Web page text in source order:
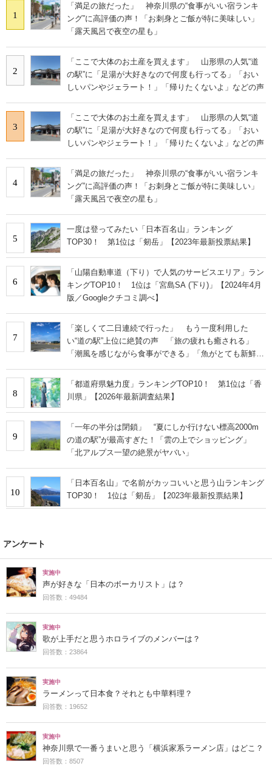
1
「満足の旅だった」 神奈川県の“食事がいい宿ランキ
ング”に高評価の声！「お刺身とご飯が特に美味しい」
「露天風呂で夜空の星も」
2
「ここで大体のお土産を買えます」 山形県の人気“道
の駅”に「足湯が大好きなので何度も行ってる」「おい
しいパンやジェラート！」「帰りたくないよ」などの声
3
「ここで大体のお土産を買えます」 山形県の人気“道
の駅”に「足湯が大好きなので何度も行ってる」「おい
しいパンやジェラート！」「帰りたくないよ」などの声
4
「満足の旅だった」 神奈川県の“食事がいい宿ランキ
ング”に高評価の声！「お刺身とご飯が特に美味しい」
「露天風呂で夜空の星も」
5
一度は登ってみたい「日本百名山」ランキング
TOP30！ 第1位は「剱岳」【2023年最新投票結果】
6
「山陽自動車道（下り）で人気のサービスエリア」ラン
キングTOP10！ 1位は「宮島SA (下り)」【2024年4月
版／Googleクチコミ調べ】
7
「楽しくて二日連続で行った」 もう一度利用した
い“道の駅”上位に絶賛の声 「旅の疲れも癒される」
「潮風を感じながら食事ができる」「魚がとても新鮮で
8
「都道府県魅力度」ランキングTOP10！ 第1位は「香
川県」【2026年最新調査結果】
9
「一年の半分は閉鎖」 “夏にしか行けない標高2000m
の道の駅”が最高すぎた！「雲の上でショッピング」
「北アルプス一望の絶景がヤバい」
10
「日本百名山」で名前がカッコいいと思う山ランキング
TOP30！ 1位は「剱岳」【2023年最新投票結果】
アンケート
実施中
声が好きな「日本のボーカリスト」は？
回答数：49484
実施中
歌が上手だと思うホロライブのメンバーは？
回答数：23864
実施中
ラーメンって日本食？それとも中華料理？
回答数：19652
実施中
神奈川県で一番うまいと思う「横浜家系ラーメン店」はどこ？
回答数：8507